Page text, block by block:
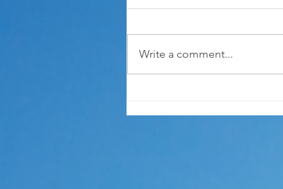
質>> 30. 11. 2018
Write a comment...